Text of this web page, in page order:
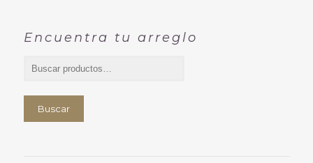
Encuentra tu arreglo
Buscar